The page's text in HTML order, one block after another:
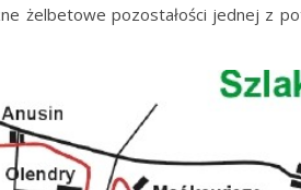
żelbetowe pozostałości jednej z